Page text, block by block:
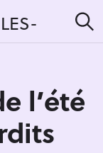
e
c
l’été